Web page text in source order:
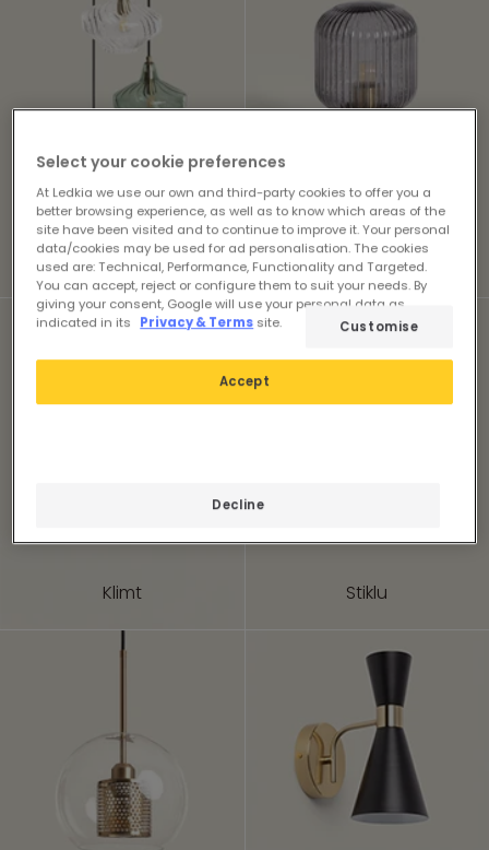
Blas Windsor
Klimt Stiklu
Select your cookie preferences
At Ledkia we use our own and third-party cookies to offer you a
better browsing experience, as well as to know which areas of the
site have been visited and to continue to improve it. Your personal
data/cookies may be used for ad personalisation. The cookies
used are: Technical, Performance, Functionality and Targeted.
You can accept, reject or configure them to suit your needs. By
giving your consent, Google will use your personal data as
indicated in its
Privacy & Terms site.
Decline
Accept
Customise